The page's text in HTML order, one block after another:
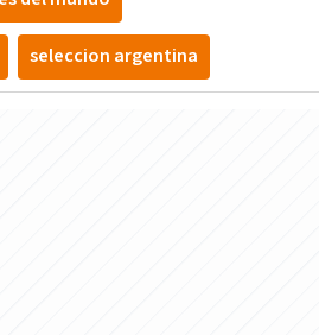
seleccion argentina